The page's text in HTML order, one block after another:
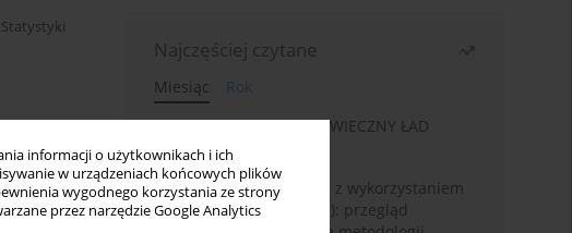
informacji o użytkownikach i ich
w urządzeniach końcowych plików
wygodnego korzystania ze strony
przez narzędzie Google Analytics
Statystyki
Najczęściej czytane
Miesiąc
Rok
„WIECZNA EKONOMIA”: WIECZNY ŁAD
GOSPODARCZY
Prognozowanie powodzi z wykorzystaniem
sztucznej Inteligencji (AI): przegląd